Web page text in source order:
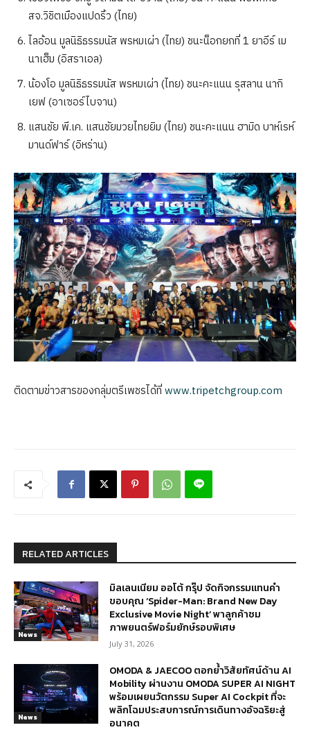
สจ.วิชิตเมืองแปดริ้ว (ไทย)
ไลอ้อน มูลนิธิธรรมนัส พรหมเผ่า (ไทย) ชนะน็อกยกที่ 1 ยาอีร์ เม
นาเฮ็ม (อิสราเอล)
น้องโอ มูลนิธิธรรมนัส พรหมเผ่า (ไทย) ชนะคะแนน รุสลาน นากิ
เยฟ (อาเซอร์ไบจาน)
แสนชัย พี.เค. แสนชัยมวยไทยยิม (ไทย) ชนะคะแนน ฮามิด บาห์เรห์
มานด์ฟาร์ (อิหร่าน)
ติดตามข่าวสารของกลุ่มตรีเพชรได้ที่www.tripetchgroup.com
RELATED ARTICLES
News
มิลเลนเนียม ออโต้ กรุ๊ป จัดกิจกรรมแทนคำ
ขอบคุณ ‘Spider-Man: Brand New Day
Exclusive Movie Night’ พาลูกค้าชม
ภาพยนตร์ฟอร์มยักษ์รอบพิเศษ
July 31, 2026
News
OMODA & JAECOO ตอกย้ำวิสัยทัศน์ด้าน AI
Mobility ผ่านงาน OMODA SUPER AI NIGHT
พร้อมเผยนวัตกรรม Super AI Cockpit ที่จะ
พลิกโฉมประสบการณ์การเดินทางอัจฉริยะสู่
อนาคต